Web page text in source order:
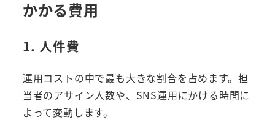
かかる費用
1. 人件費
運用コストの中で最も大きな割合を占めます。担
当者のアサイン人数や、SNS運用にかける時間に
よって変動します。